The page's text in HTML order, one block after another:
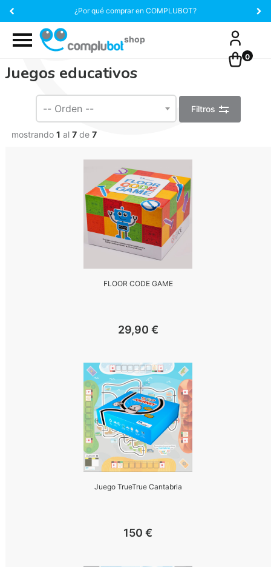
¿Por qué comprar en COMPLUBOT?
0
Juegos educativos
Filtros
mostrando 1 al 7de 7
FLOOR CODE GAME
29,90 €
Juego TrueTrue Cantabria
150 €